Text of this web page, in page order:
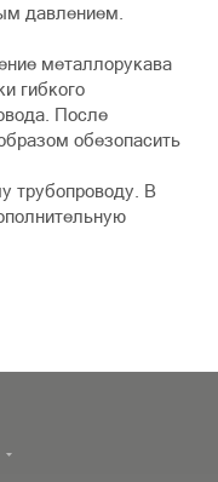
давлением.
металлорукава
гибкого
После
обезопасить
трубопроводу. В